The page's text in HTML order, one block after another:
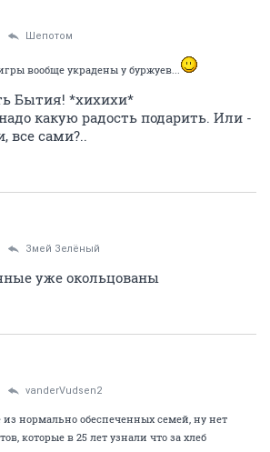
Шепотом
вообще украдены у буржуев...
Бытия! *хихихи*
какую радость подарить. Или -
все сами?..
Змей Зелёный
уже окольцованы
vanderVudsen2
нормально обеспеченных семей, ну нет
которые в 25 лет узнали что за хлеб